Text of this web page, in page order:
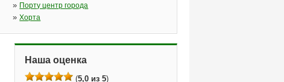
» Порту центр города
»Хорта
Наша оценка
(5,0 из 5)